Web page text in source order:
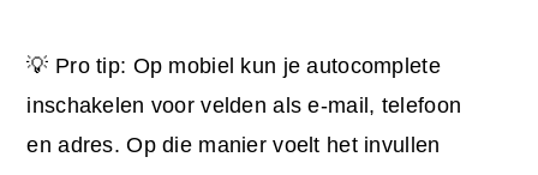
💡 Pro tip: Op mobiel kun je autocomplete
inschakelen voor velden als e-mail, telefoon
en adres. Op die manier voelt het invullen